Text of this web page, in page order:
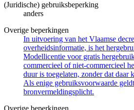
(Juridische) gebruiksbeperking
anders
Overige beperkingen
In uitvoering van het Vlaamse
overheidsinformatie, is het
Modellicentie voor gratis
commercieel of niet-commercieel
duur is toegelaten, zonder dat daar
Als enige gebruiksvoorwaarde
bronvermeldingsplicht.